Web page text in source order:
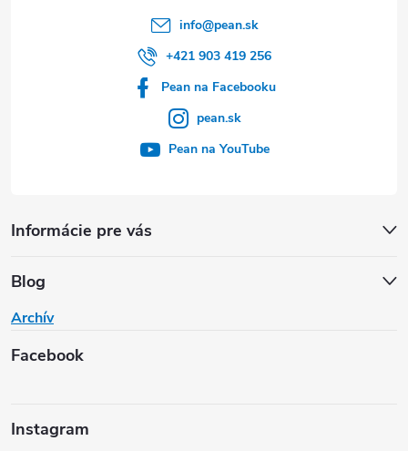
Informácie pre vás
Blog
Archív
Facebook
info@pean.sk
+421 903 419 256
Pean na Facebooku
pean.sk
Pean na YouTube
Instagram